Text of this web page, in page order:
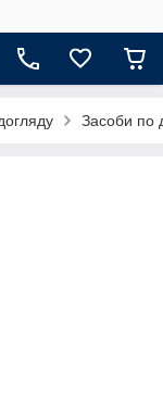
Засоби по